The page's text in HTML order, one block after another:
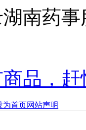
湖南药
品，
为首页网站声明